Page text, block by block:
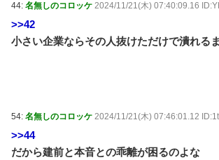
44: 名無しのコロッケ 2024/11/21(木) 07:40:09.16
>>42
小さい企業ならその人抜けただけで潰れる
54: 名無しのコロッケ 2024/11/21(木) 07:46:01.12
>>44
だから建前と本音との乖離が困るのよな